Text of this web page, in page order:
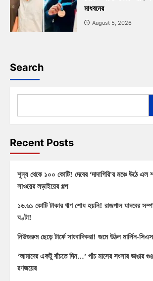
মাধবনের
August 5, 2026
Search
Recent Posts
শূন্য থেকে ১০০ কোটি! দেবের ‘দাদাগিরি’র মঞ্চে উঠে এল
সাওয়ের লড়াইয়ের গল্প
১৬.৬১ কোটি টাকার ঋণ শোধ হয়নি! রাজপাল যাদবের
ঘণ্টা!
নিউজরুম ছেড়ে টার্ফে সাংবাদিকরা! জমে উঠল মার্লিন-
‘আমাদের একটু বাঁচতে দিন…’ পাঁচ মাসের সংসার ভাঙার
রণজয়ের